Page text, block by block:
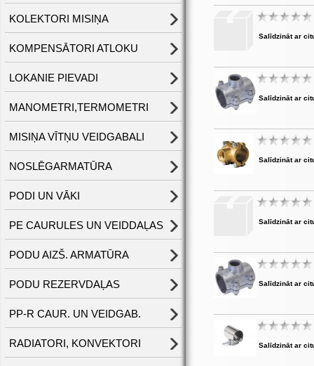
KOLEKTORI MISIŅA
KOMPENSĀTORI ATLOKU
LOKANIE PIEVADI
MANOMETRI,TERMOMETRI
MISIŅA VĪTŅU VEIDGABALI
NOSLĒGARMATŪRA
PODI UN VĀKI
PE CAURULES UN VEIDDAĻAS
PODU AIZŠ. ARMATŪRA
PODU REZERVDAĻAS
PP-R CAUR. UN VEIDGAB.
RADIATORI, KONVEKTORI
Salīdzināt ar
Salīdzināt ar
Salīdzināt ar
Salīdzināt ar
Salīdzināt ar
Salīdzināt ar